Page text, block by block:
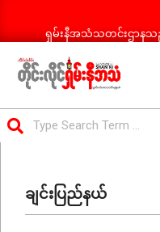
ရှမ်းနီအသံသတင်းဌာနသ
ရှမ်း
နီ
သတင်း
Menuချင်းပြည်နယ်